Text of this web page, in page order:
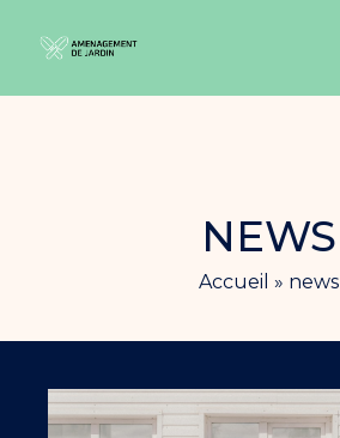
NEWS
Accueil » news